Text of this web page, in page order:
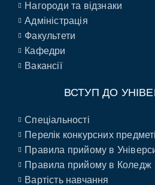
Нагороди та відзнаки
Адміністрація
Факультети
Кафедри
Вакансії
ВСТУП ДО
Спеціальності
Перелік конкурсних
Правила прийому в
Правила прийому в Коледж
Вартість навчання